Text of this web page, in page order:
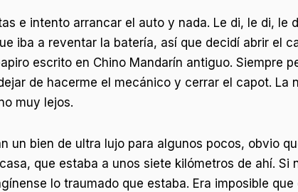
e intento arrancar el auto y nada. Le di, le di, le
iba a reventar la batería, así que decidí abrir el
escrito en Chino Mandarín antiguo. Siempre
de hacerme el mecánico y cerrar el capot.
muy lejos.
un bien de ultra lujo para algunos pocos, obvio
que estaba a unos siete kilómetros de ahí. Si
lo traumado que estaba. Era imposible